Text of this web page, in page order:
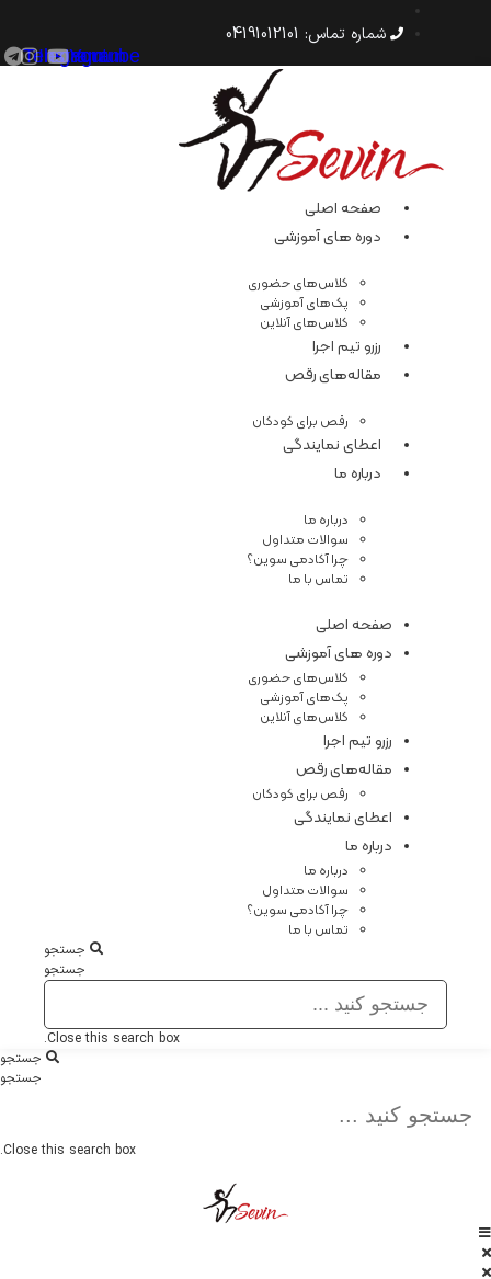
شماره‌ تماس: 04191012101
Youtube
Instagram
Telegram
صفحه اصلی
دوره های آموزشی
کلاس‌های حضوری
پک‌های آموزشی
کلاس‌های آنلاین
رزرو تیم اجرا
مقاله‌های رقص
رقص برای کودکان
اعطای نمایندگی
درباره ما
درباره ما
سوالات متداول
چرا آکادمی سوین؟
تماس با ما
صفحه اصلی
دوره های آموزشی
کلاس‌های حضوری
پک‌های آموزشی
کلاس‌های آنلاین
رزرو تیم اجرا
مقاله‌های رقص
رقص برای کودکان
اعطای نمایندگی
درباره ما
درباره ما
سوالات متداول
چرا آکادمی سوین؟
تماس با ما
جستجو
جستجو
Close this search box.
جستجو
جستجو
Close this search box.